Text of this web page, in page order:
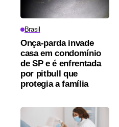
Brasil
Onça-parda invade
casa em condomínio
de SP e é enfrentada
por pitbull que
protegia a família